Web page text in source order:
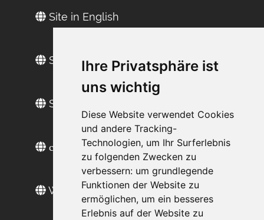
Ihre Privatsphäre ist
uns wichtig
Diese Website verwendet Cookies
und andere Tracking-
Technologien, um Ihr Surferlebnis
zu folgenden Zwecken zu
verbessern: um grundlegende
Funktionen der Website zu
ermöglichen, um ein besseres
Erlebnis auf der Website zu
Site in English
Site en français
Sitio web en español
сайт на русском
Web sitesi türkçe